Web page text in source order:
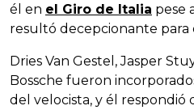
él en el Giro de Italia pese
resultó decepcionante para
Dries Van Gestel, Jasper
Bossche fueron
del velocista, y él respondió